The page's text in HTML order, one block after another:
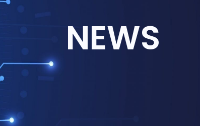
NEWS